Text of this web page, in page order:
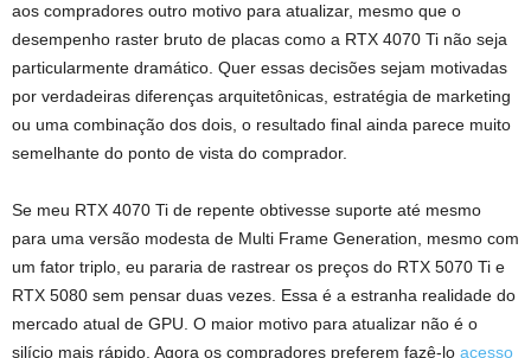
aos compradores outro motivo para atualizar, mesmo que o
desempenho raster bruto de placas como a RTX 4070 Ti não seja
particularmente dramático. Quer essas decisões sejam motivadas
por verdadeiras diferenças arquitetônicas, estratégia de marketing
ou uma combinação dos dois, o resultado final ainda parece muito
semelhante do ponto de vista do comprador.
Se meu RTX 4070 Ti de repente obtivesse suporte até mesmo
para uma versão modesta de Multi Frame Generation, mesmo com
um fator triplo, eu pararia de rastrear os preços do RTX 5070 Ti e
RTX 5080 sem pensar duas vezes. Essa é a estranha realidade do
mercado atual de GPU. O maior motivo para atualizar não é o
silício mais rápido. Agora os compradores preferem fazê-lo acesso